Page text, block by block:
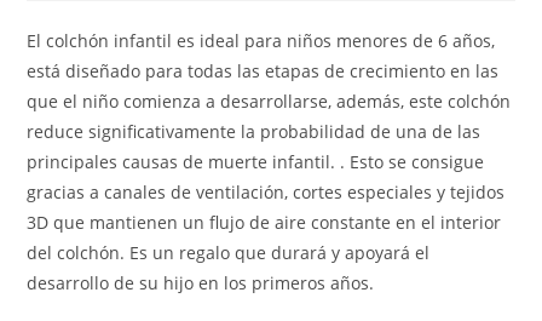
El colchón infantil es ideal para niños menores de 6 años,
está diseñado para todas las etapas de crecimiento en las
que el niño comienza a desarrollarse, además, este colchón
reduce significativamente la probabilidad de una de las
principales causas de muerte infantil. . Esto se consigue
gracias a canales de ventilación, cortes especiales y tejidos
3D que mantienen un flujo de aire constante en el interior
del colchón. Es un regalo que durará y apoyará el
desarrollo de su hijo en los primeros años.